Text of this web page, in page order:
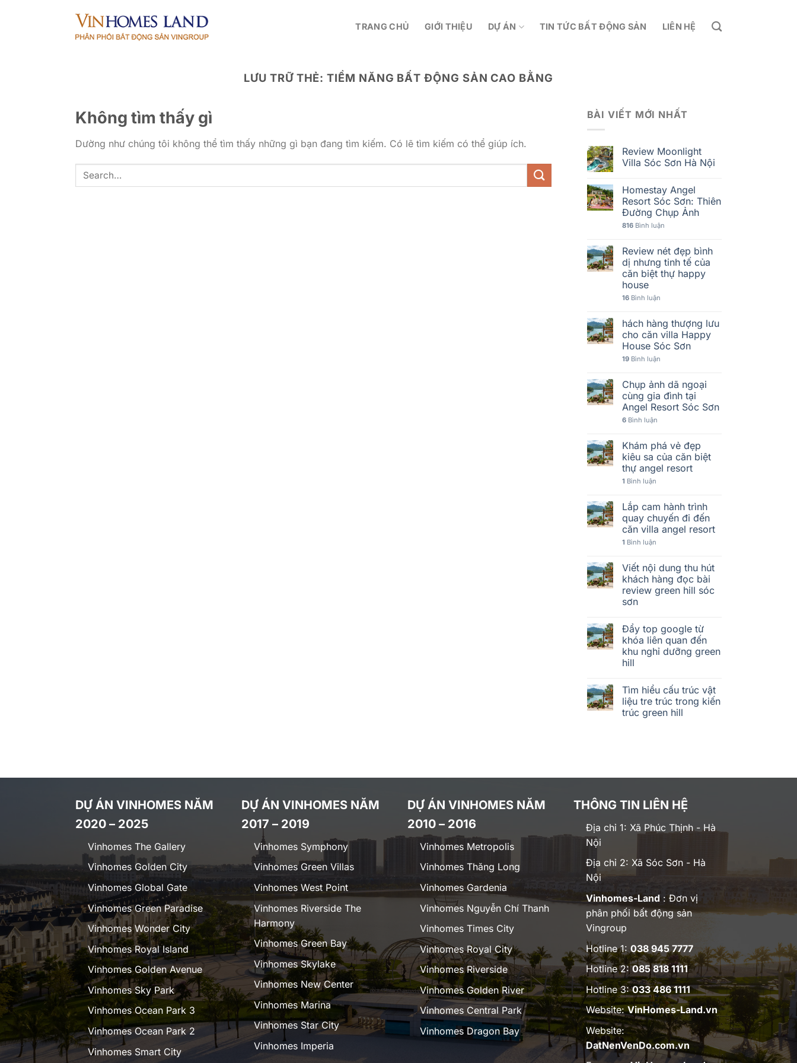
TRANG CHỦ GIỚI THIỆU DỰ ÁN TIN TỨC BẤT ĐỘNG SẢN LIÊN HỆ
LƯU TRỮ THẺ:TIỀM NĂNG BẤT ĐỘNG SẢN CAO BẰNG
Không tìm thấy gì
Dường như chúng tôi không thể tìm thấy những gì bạn đang tìm kiếm. Có lẽ tìm kiếm có thể giúp ích.
BÀI VIẾT MỚI NHẤT
Review Moonlight
Villa Sóc Sơn Hà Nội
Homestay Angel
Resort Sóc Sơn: Thiên
Đường Chụp Ảnh
816Bình luận
Review nét đẹp bình
dị nhưng tinh tế của
căn biệt thự happy
house
16Bình luận
hách hàng thượng lưu
cho căn villa Happy
House Sóc Sơn
19Bình luận
Chụp ảnh dã ngoại
cùng gia đình tại
Angel Resort Sóc Sơn
6Bình luận
Khám phá vẻ đẹp
kiêu sa của căn biệt
thự angel resort
1 Bình luận
Lắp cam hành trình
quay chuyến đi đến
căn villa angel resort
1 Bình luận
Viết nội dung thu hút
khách hàng đọc bài
review green hill sóc
sơn
Đẩy top google từ
khóa liên quan đến
khu nghỉ dưỡng green
hill
Tìm hiểu cấu trúc vật
liệu tre trúc trong kiến
trúc green hill
DỰ ÁN VINHOMES NĂM
2020 – 2025
Vinhomes The Gallery
Vinhomes Golden City
Vinhomes Global Gate
Vinhomes Green Paradise
Vinhomes Wonder City
Vinhomes Royal Island
Vinhomes Golden Avenue
Vinhomes Sky Park
Vinhomes Ocean Park 3
Vinhomes Ocean Park 2
Vinhomes Smart City
DỰ ÁN VINHOMES NĂM
2017 – 2019
Vinhomes Symphony
Vinhomes Green Villas
Vinhomes West Point
Vinhomes Riverside The
Harmony
Vinhomes Green Bay
Vinhomes Skylake
Vinhomes New Center
Vinhomes Marina
Vinhomes Star City
Vinhomes Imperia
DỰ ÁN VINHOMES NĂM
2010 – 2016
Vinhomes Metropolis
Vinhomes Thăng Long
Vinhomes Gardenia
Vinhomes Nguyễn Chí Thanh
Vinhomes Times City
Vinhomes Royal City
Vinhomes Riverside
Vinhomes Golden River
Vinhomes Central Park
Vinhomes Dragon Bay
THÔNG TIN LIÊN HỆ
Địa chỉ 1: Xã Phúc Thịnh - Hà
Nội
Địa chỉ 2: Xã Sóc Sơn - Hà
Nội
Vinhomes-Land: Đơn vị
phân phối bất động sản
Vingroup
Hotline 1:038 945 7777
Hotline 2:085 818 1111
Hotline 3:033 486 1111
Website:VinHomes-Land.vn
Website:
DatNenVenDo.com.vn